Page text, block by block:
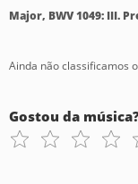
Major, BWV 1049: III.
Ainda não classificamos
Gostou da